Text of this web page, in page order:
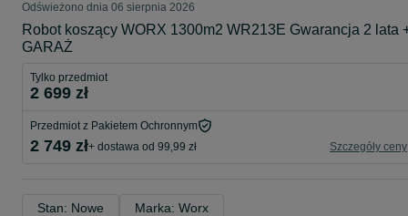
Odświeżono dnia 06 sierpnia 2026
Robot koszący WORX 1300m2 WR213E Gwarancja 2 lata
GARAŻ
Tylko przedmiot
2 699 zł
Przedmiot z Pakietem Ochronnym
2 749 zł+ dostawa od 99,99 zł Szczegóły ceny
Stan: Nowe Marka: Worx